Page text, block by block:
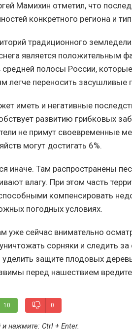
Мамихин отметил, что
конкретного региона и
традиционного
является положительным
полосы России,
легче переносить засушливые
иметь и негативные
развитию грибковых
не примут своевременные
могут достигать 6%.
иначе. Там распространены
влагу. При этом часть
компенсировать
погодных условиях.
уже сейчас внимательно
сорняки и следить
защите плодовых
перед нашествием
10 0
нажмите: Ctrl + Enter.